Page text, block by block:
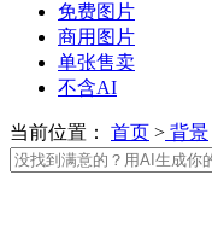
免费图片
商用图片
单张售卖
不含AI
当前位置： 首页 > 背景